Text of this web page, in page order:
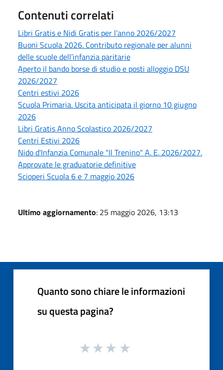
Contenuti correlati
Libri Gratis e Nidi Gratis per l’anno 2026/2027
Buoni Scuola 2026. Contributo regionale per alunni
delle scuole dell’infanzia paritarie
Aperto il bando borse di studio e posti alloggio DSU
2026/2027
Centri estivi 2026
Scuola Primaria. Uscita anticipata il giorno 10 giugno
2026
Libri Gratis Anno Scolastico 2026/2027
Centri Estivi 2026
Nido d'Infanzia Comunale "Il Trenino" A. E. 2026/2027.
Approvate le graduatorie definitive
Scioperi Scuola 6 e 7 maggio 2026
Ultimo aggiornamento: 25 maggio 2026, 13:13
Quanto sono chiare le informazioni
su questa pagina?